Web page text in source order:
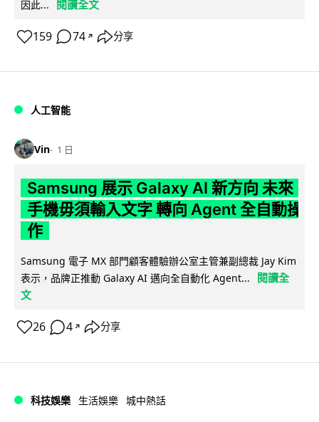
因此... 閱讀全文
159 74 ↗ 分享
人工智能
Vin 1 日
Samsung 展示 Galaxy AI 新方向 未來
手機毋須輸入文字 轉向 Agent 全自動操
作
Samsung 電子 MX 部門顧客體驗辦公室主管兼副總裁 Jay Kim
表示，品牌正推動 Galaxy AI 邁向全自動化 Agent...
閱讀全
文
26 4 ↗ 分享
科技娛樂 生活娛樂 城中熱話